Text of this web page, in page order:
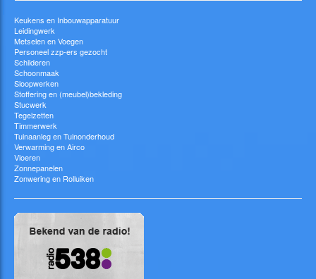
Keukens en Inbouwapparatuur
Leidingwerk
Metselen en Voegen
Personeel zzp-ers gezocht
Schilderen
Schoonmaak
Sloopwerken
Stoffering en (meubel)bekleding
Stucwerk
Tegelzetten
Timmerwerk
Tuinaanleg en Tuinonderhoud
Verwarming en Airco
Vloeren
Zonnepanelen
Zonwering en Rolluiken